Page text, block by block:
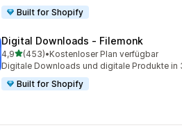
Built for Shopify
Digital Downloads ‑ Filemonk
4,9von 5 Sternen
(453)
453 Rezensionen insgesamt
•Kostenloser Plan verfügbar
Digitale Downloads und digitale Produkte in
Built for Shopify